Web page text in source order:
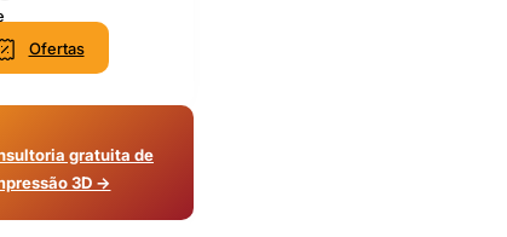
Ofertas
gratuita de
3D →